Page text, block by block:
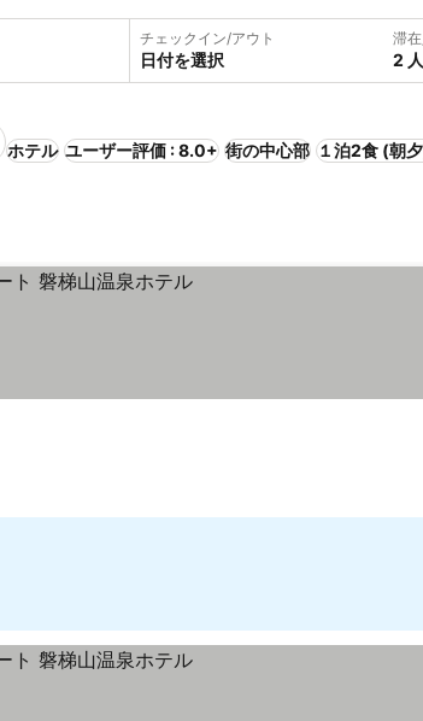
チェックイン/アウト
日付を選択
滞
2
ホテル ユーザー評価 : 8.0+ 街の中心部 １泊2食 (朝